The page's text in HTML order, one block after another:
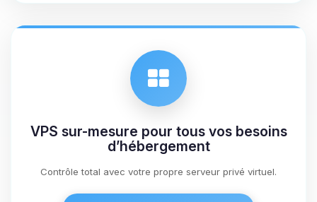
VPS sur-mesure pour tous vos besoins
d’hébergement
Contrôle total avec votre propre serveur privé virtuel.